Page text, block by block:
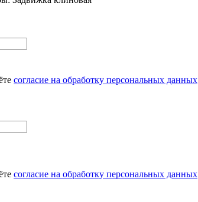
согласие на обработку персональных данных
согласие на обработку персональных данных